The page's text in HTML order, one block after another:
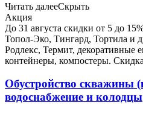
Читать далееСкрыть
Акция
До 31 августа скидки от 5 до
Топол-Эко, Тингард, Тортила и
Родлекс, Термит, декоративные
контейнеры, компостеры.
Обустройство скважины
водоснабжение и колодцы